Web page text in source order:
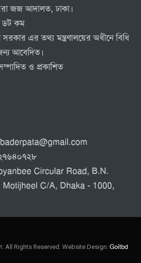
জজ আদালত, ঢাকা।
ডট কম
সরকার এর তথ্য মন্ত্রণালয়ের অধীনে বিধি
আবেদিত।
ও প্রকাশিত
Circular Road, B.N.
C/A, Dhaka - 1000,
All Rights Reserved. Website Design: Goitbd